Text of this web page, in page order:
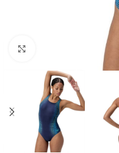
Kliknite za uvećanje